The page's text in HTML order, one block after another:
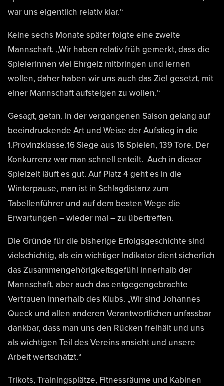
war uns eigentlich relativ klar.“
Keine sechs Monate später folgte eine zweite
Mannschaft. „Wir haben relativ früh gemerkt, dass die
Spielerinnen viel Ehrgeiz mitbringen und lernen
wollen, daher haben wir uns auch das Ziel gesetzt, mit
einer Mannschaft aufsteigen zu wollen.“
Gesagt, getan. In der vergangenen Saison gelang auf
beeindruckende Art und Weise der Aufstieg in die
1.Provinzklasse.16 Siege aus 16 Spielen, 139 Tore. Der
Konkurrenz war man schnell enteilt. Auch in dieser
Spielzeit läuft es gut. Auf Platz 4 geht es in die
Winterpause, man ist in Schlagdistanz zum
Tabellenführer und auf dem besten Wege die
Erwartungen – wieder mal – zu übertreffen.
Die Gründe für die bisherige Erfolgsgeschichte sind
vielschichtig, als ein wichtiger Indikator dient sicherlich
das Zusammengehörigkeitsgefühl innerhalb der
Mannschaft, aber auch das entgegengebrachte
Vertrauen innerhalb des Klubs. „Wir sind Johannes
Queck und allen anderen Verantwortlichen unfassbar
dankbar, dass man uns den Rücken freihält und uns
als wichtigen Teil des Vereins ansieht und unsere
Arbeit wertschätzt.“
Trikots, Trainingsplätze, Fitnessräume und Kabinen